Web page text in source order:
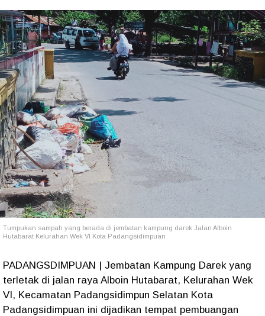
Tumpukan sampah yang berada di jembatan kampung darek Jalan Alboin
Hutabarat Kelurahan Wek VI Kota Padangsidimpuan
PADANGSDIMPUAN | Jembatan Kampung Darek yang
terletak di jalan raya Alboin Hutabarat, Kelurahan Wek
VI, Kecamatan Padangsidimpun Selatan Kota
Padangsidimpuan ini dijadikan tempat pembuangan